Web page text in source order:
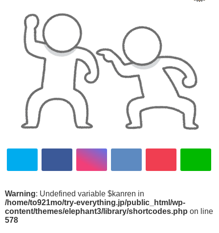
Warning: Undefined variable $kanren in
/home/to921mo/try-everything.jp/public_html/wp-
content/themes/elephant3/library/shortcodes.php on line
578